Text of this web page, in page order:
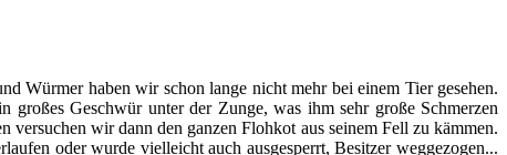
Würmer haben wir schon lange nicht mehr bei einem Tier gesehen.
großes Geschwür unter der Zunge, was ihm sehr große Schmerzen
wir dann den ganzen Flohkot aus seinem Fell zu kämmen.
oder wurde vielleicht auch ausgesperrt, Besitzer weggezogen...